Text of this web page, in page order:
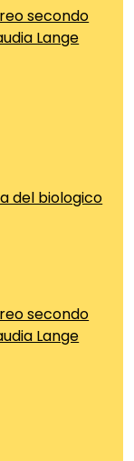
secondo
Lange
del biologico
secondo
Lange